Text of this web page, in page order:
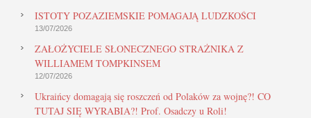
ISTOTY POZAZIEMSKIE POMAGAJĄ LUDZKOŚCI
13/07/2026
ZAŁOŻYCIELE SŁONECZNEGO STRAŻNIKA Z
WILLIAMEM TOMPKINSEM
12/07/2026
Ukraińcy domagają się roszczeń od Polaków za wojnę?! CO
TUTAJ SIĘ WYRABIA?! Prof. Osadczy u Roli!